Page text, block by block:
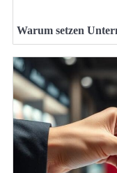
Warum setzen